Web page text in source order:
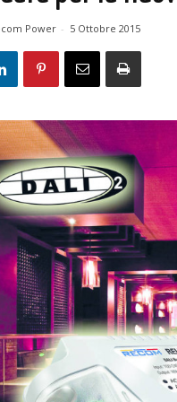
Power - 5 Ottobre 2015